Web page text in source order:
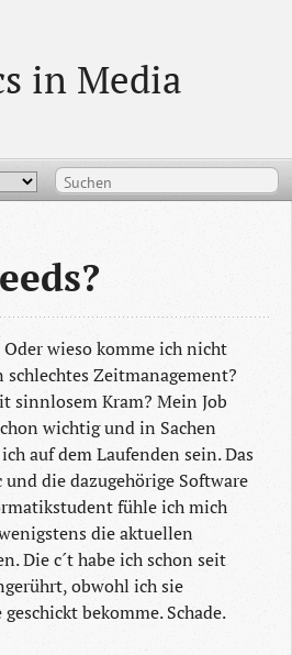
in Media
Oder wieso komme ich nicht
Zeitmanagement?
sinnlosem Kram? Mein Job
wichtig und in Sachen
auf dem Laufenden sein. Das
die dazugehörige Software
fühle ich mich
die aktuellen
Die c´t habe ich schon seit
obwohl ich sie
bekomme. Schade.